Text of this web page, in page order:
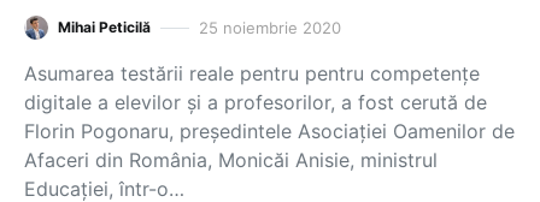
Mihai Peticilă 25 noiembrie 2020
Asumarea testării reale pentru pentru competențe
digitale a elevilor și a profesorilor, a fost cerută de
Florin Pogonaru, președintele Asociației Oamenilor de
Afaceri din România, Monicăi Anisie, ministrul
Educației, într-o…